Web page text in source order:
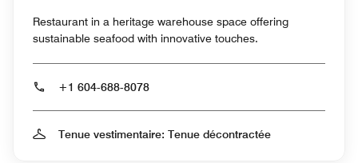
Restaurant in a heritage warehouse space offering
sustainable seafood with innovative touches.
+1 604-688-8078
Tenue vestimentaire: Tenue décontractée